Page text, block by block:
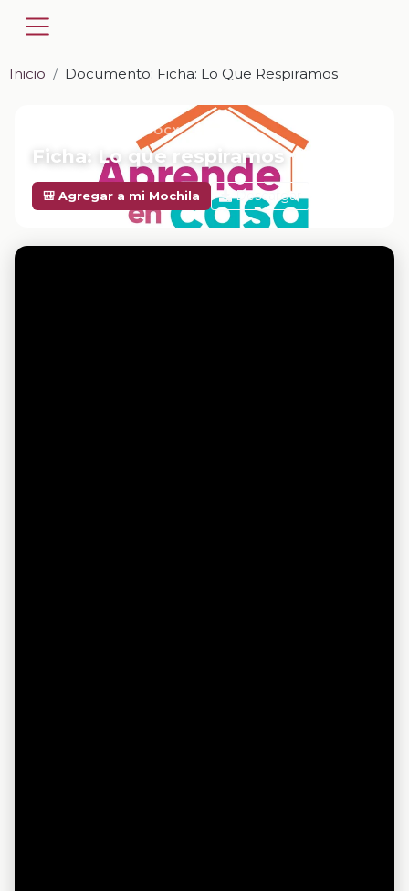
Inicio Documento: Ficha: Lo Que Respiramos
📎 DOCUMENTO · DOCX
Ficha: Lo que respiramos
🎒 Agregar a mi Mochila Descargar